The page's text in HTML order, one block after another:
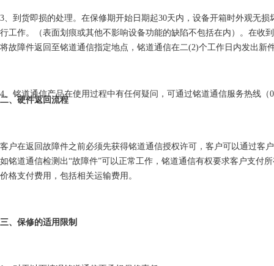
3、到货即损的处理。在保修期开始日期起30天内，设备开箱时外观无
行工作。（表面划痕或其他不影响设备功能的缺陷不包括在内）。在收
将故障件返回至铭道通信指定地点，铭道通信在二(2)个工作日内发出新
4、铭道通信产品在使用过程中有任何疑问，可通过铭道通信服务热线（
二、硬件返回流程
客户在返回故障件之前必须先获得铭道通信授权许可，客户可以通过客
如铭道通信检测出“故障件”可以正常工作，铭道通信有权要求客户支付
价格支付费用，包括相关运输费用。
三、保修的适用限制